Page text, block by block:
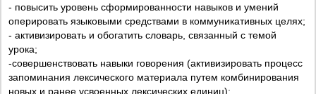
- повысить уровень сформированности навыков и умений
оперировать языковыми средствами в коммуникативных целях;
- активизировать и обогатить словарь, связанный с темой
урока;
-совершенствовать навыки говорения (активизировать процесс
запоминания лексического материала путем комбинирования
новых и ранее усвоенных лексических единиц);